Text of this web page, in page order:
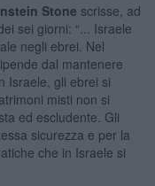
Stone scrisse, ad
sei giorni: “... Israele
negli ebrei. Nel
dal mantenere
Israele, gli ebrei si
misti non si
ed escludente. Gli
sicurezza e per la
che in Israele si